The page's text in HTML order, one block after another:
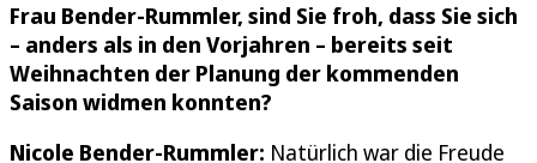
Frau Bender-Rummler, sind Sie froh, dass Sie sich
– anders als in den Vorjahren – bereits seit
Weihnachten der Planung der kommenden
Saison widmen konnten?
Nicole Bender-Rummler: Natürlich war die Freude